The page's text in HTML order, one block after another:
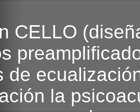
CELLO
de
la